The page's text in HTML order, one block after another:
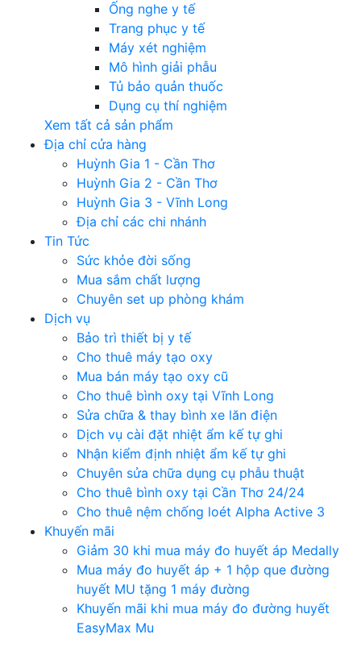
Ống nghe y tế
Trang phục y tế
Máy xét nghiệm
Mô hình giải phẫu
Tủ bảo quản thuốc
Dụng cụ thí nghiệm
Xem tất cả sản phẩm
Địa chỉ cửa hàng
Huỳnh Gia 1 - Cần Thơ
Huỳnh Gia 2 - Cần Thơ
Huỳnh Gia 3 - Vĩnh Long
Địa chỉ các chi nhánh
Tin Tức
Sức khỏe đời sống
Mua sắm chất lượng
Chuyên set up phòng khám
Dịch vụ
Bảo trì thiết bị y tế
Cho thuê máy tạo oxy
Mua bán máy tạo oxy cũ
Cho thuê bình oxy tại Vĩnh Long
Sửa chữa & thay bình xe lăn điện
Dịch vụ cài đặt nhiệt ẩm kế tự ghi
Nhận kiểm định nhiệt ẩm kế tự ghi
Chuyên sửa chữa dụng cụ phẫu thuật
Cho thuê bình oxy tại Cần Thơ 24/24
Cho thuê nệm chống loét Alpha Active 3
Khuyến mãi
Giảm 30 khi mua máy đo huyết áp Medally
Mua máy đo huyết áp + 1 hộp que đường
huyết MU tặng 1 máy đường
Khuyến mãi khi mua máy đo đường huyết
EasyMax Mu